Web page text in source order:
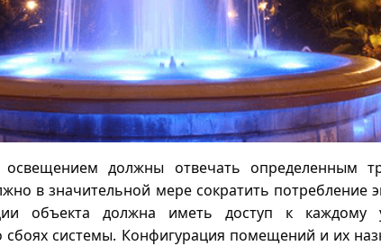
должны отвечать определенным
в значительной мере сократить потребление
объекта должна иметь доступ к
сбоях системы. Конфигурация помещений и их